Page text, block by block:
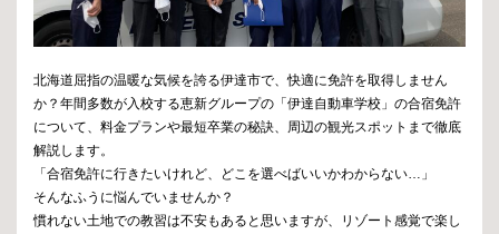
北海道屈指の温暖な気候を誇る伊達市で、快適に免許を取得しません
か？年間多数が入校する恵新グループの「伊達自動車学校」の合宿免許
について、料金プランや最短卒業の秘訣、周辺の観光スポットまで徹底
解説します。
「合宿免許に行きたいけれど、どこを選べばいいかわからない…」
そんなふうに悩んでいませんか？
慣れない土地での教習は不安もあると思いますが、リゾート感覚で楽し